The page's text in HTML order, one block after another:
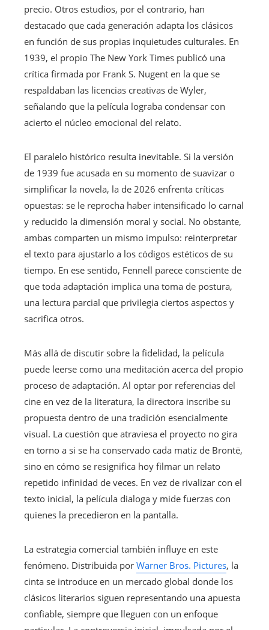
precio. Otros estudios, por el contrario, han
destacado que cada generación adapta los clásicos
en función de sus propias inquietudes culturales. En
1939, el propio The New York Times publicó una
crítica firmada por Frank S. Nugent en la que se
respaldaban las licencias creativas de Wyler,
señalando que la película lograba condensar con
acierto el núcleo emocional del relato.
El paralelo histórico resulta inevitable. Si la versión
de 1939 fue acusada en su momento de suavizar o
simplificar la novela, la de 2026 enfrenta críticas
opuestas: se le reprocha haber intensificado lo carnal
y reducido la dimensión moral y social. No obstante,
ambas comparten un mismo impulso: reinterpretar
el texto para ajustarlo a los códigos estéticos de su
tiempo. En ese sentido, Fennell parece consciente de
que toda adaptación implica una toma de postura,
una lectura parcial que privilegia ciertos aspectos y
sacrifica otros.
Más allá de discutir sobre la fidelidad, la película
puede leerse como una meditación acerca del propio
proceso de adaptación. Al optar por referencias del
cine en vez de la literatura, la directora inscribe su
propuesta dentro de una tradición esencialmente
visual. La cuestión que atraviesa el proyecto no gira
en torno a si se ha conservado cada matiz de Brontë,
sino en cómo se resignifica hoy filmar un relato
repetido infinidad de veces. En vez de rivalizar con el
texto inicial, la película dialoga y mide fuerzas con
quienes la precedieron en la pantalla.
La estrategia comercial también influye en este
fenómeno. Distribuida por Warner Bros. Pictures, la
cinta se introduce en un mercado global donde los
clásicos literarios siguen representando una apuesta
confiable, siempre que lleguen con un enfoque